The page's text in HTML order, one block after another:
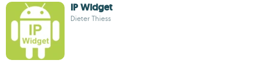
IP Widget
Dieter Thiess